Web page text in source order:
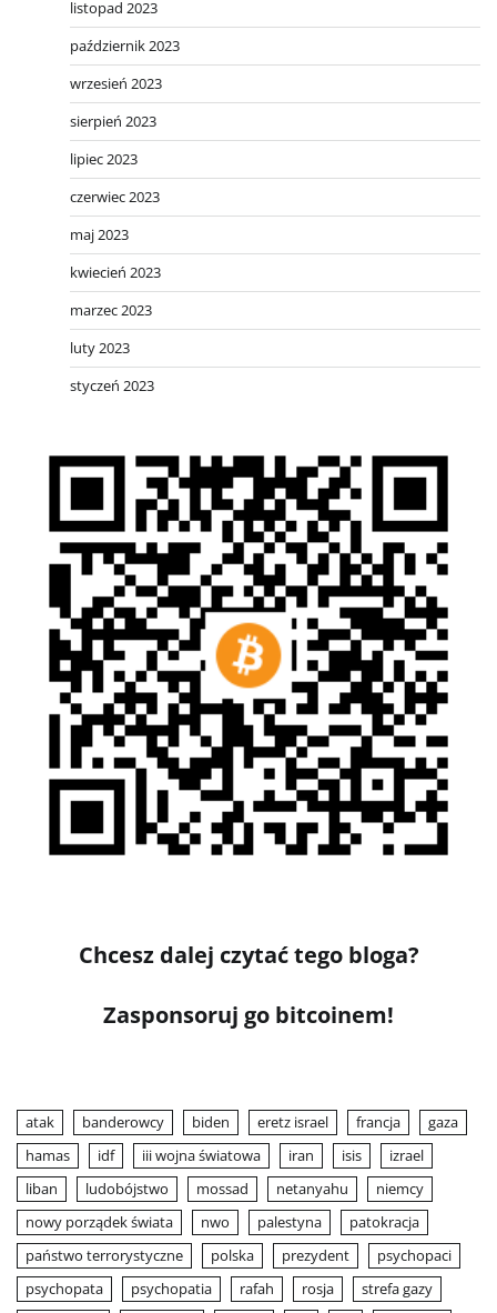
listopad 2023
październik 2023
wrzesień 2023
sierpień 2023
lipiec 2023
czerwiec 2023
maj 2023
kwiecień 2023
marzec 2023
luty 2023
styczeń 2023
Chcesz dalej czytać tego bloga?
Zasponsoruj go bitcoinem!
atak banderowcy biden eretz israel francja
gaza
hamas
idf iii wojna światowa iran isis
izrael
liban
ludobójstwo mossad netanyahu
niemcy
nowy porządek świata
nwo palestyna
patokracja
państwo terrorystyczne
polska prezydent
psychopaci
psychopata
psychopatia rafah rosja
strefa gazy